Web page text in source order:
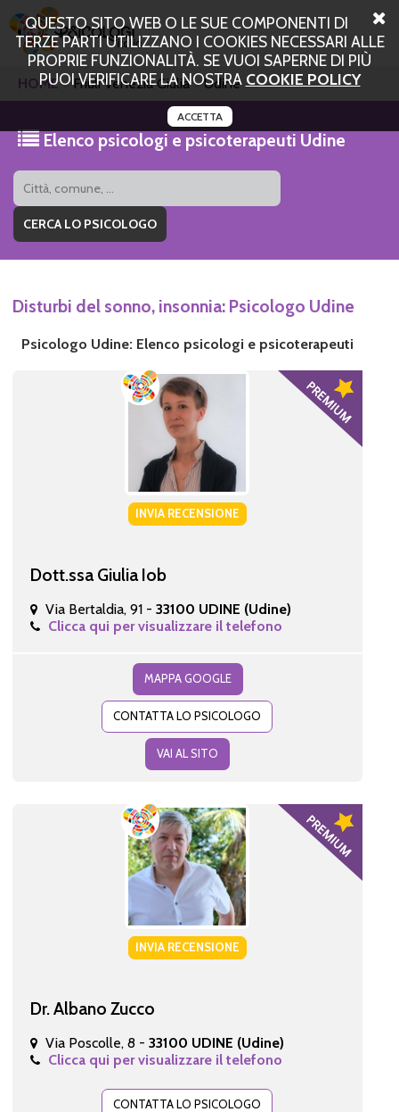
QUESTO SITO WEB O LE SUE COMPONENTI DI
TERZE PARTI UTILIZZANO I COOKIES NECESSARI ALLE
PROPRIE FUNZIONALITÀ. SE VUOI SAPERNE DI PIÙ
PUOI VERIFICARE LA NOSTRA COOKIE POLICY
ACCETTA
HOME Friuli Venezia Giulia Udine
Elenco psicologi e psicoterapeuti Udine
Disturbi del sonno, insonnia: Psicologo Udine
Psicologo Udine: Elenco psicologi e psicoterapeuti
INVIA RECENSIONE
Dott.ssa Giulia Iob
Via Bertaldia, 91 - 33100 UDINE (Udine)
Clicca qui per visualizzare il telefono
MAPPA GOOGLE
CONTATTA LO PSICOLOGO
VAI AL SITO
INVIA RECENSIONE
Dr. Albano Zucco
Via Poscolle, 8 - 33100 UDINE (Udine)
Clicca qui per visualizzare il telefono
CONTATTA LO PSICOLOGO